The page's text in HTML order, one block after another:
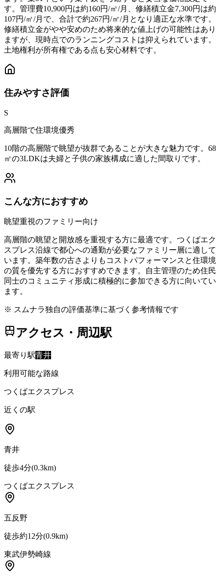
す。管理費10,900円は約160円/㎡/月、修繕積立金7,300円は約
107円/㎡/月で、合計で約267円/㎡/月となり適正な水準です。
修繕積立金がやや安めのため将来的な値上げの可能性はあり
ますが、現時点でのランニングコストは抑えられています。
土地権利が所有権である点も安心材料です。
住みやすさ評価
S
高層階で住環境優秀
10階の高層階で眺望が抜群であることが大きな魅力です。68
㎡の3LDKは夫婦と子供の家族構成に適した間取りです。
こんな方におすすめ
眺望重視のファミリー向け
高層階の眺望と開放感を重視する方に最適です。つくばエク
スプレス沿線で都心への通勤が必要なファミリー層に適して
います。築年数の古さよりもコストパフォーマンスと住環境
の質を優先する方におすすめできます。自主管理のため住民
同士のコミュニティ形成に積極的に参加できる方に向いてい
ます。
※ スムナラ独自の評価基準に基づく参考情報です
アクセス・周辺駅
最寄り駅青井
利用可能な路線
つくばエクスプレス
近くの駅
青井
徒歩4分(0.3km)
つくばエクスプレス
五反野
徒歩約12分(0.9km)
東武伊勢崎線